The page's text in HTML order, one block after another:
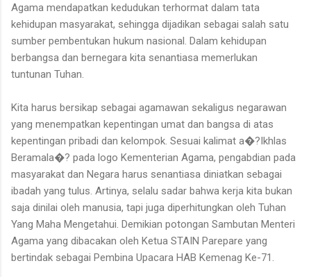
Agama mendapatkan kedudukan terhormat dalam tata
kehidupan masyarakat, sehingga dijadikan sebagai salah satu
sumber pembentukan hukum nasional. Dalam kehidupan
berbangsa dan bernegara kita senantiasa memerlukan
tuntunan Tuhan.
Kita harus bersikap sebagai agamawan sekaligus negarawan
yang menempatkan kepentingan umat dan bangsa di atas
kepentingan pribadi dan kelompok. Sesuai kalimat a�?Ikhlas
Beramala�? pada logo Kementerian Agama, pengabdian pada
masyarakat dan Negara harus senantiasa diniatkan sebagai
ibadah yang tulus. Artinya, selalu sadar bahwa kerja kita bukan
saja dinilai oleh manusia, tapi juga diperhitungkan oleh Tuhan
Yang Maha Mengetahui. Demikian potongan Sambutan Menteri
Agama yang dibacakan oleh Ketua STAIN Parepare yang
bertindak sebagai Pembina Upacara HAB Kemenag Ke-71.